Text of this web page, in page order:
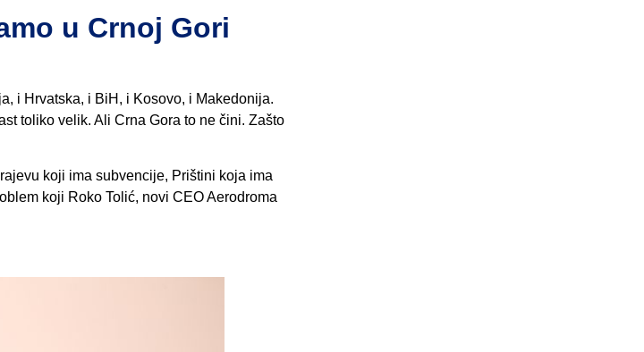
u Crnoj Gori
i Hrvatska, i BiH, i Kosovo, i Makedonija.
toliko velik. Ali Crna Gora to ne čini. Zašto
koji ima subvencije, Prištini koja ima
koji Roko Tolić, novi CEO Aerodroma